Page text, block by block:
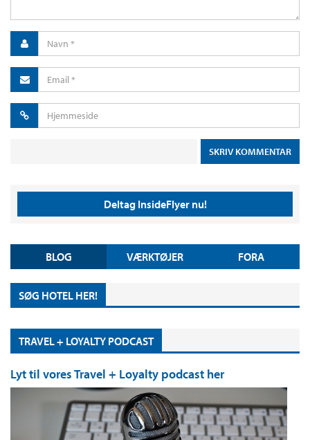
Deltag InsideFlyer nu!
BLOG VÆRKTØJER FORA
SØG HOTEL HER!
TRAVEL + LOYALTY PODCAST
Lyt til vores Travel + Loyalty podcast her